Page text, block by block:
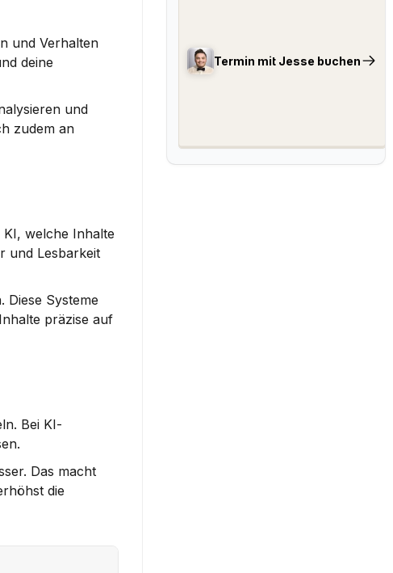
Termin mit Jesse buchen
und Verhalten
deine
und
zudem an
welche Inhalte
und Lesbarkeit
Diese Systeme
präzise auf
Bei KI-
Das macht
die